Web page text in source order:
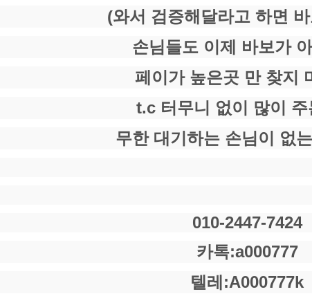
(와서 검증해달라고 하면
손님들도 이제 바보가
페이가 높은곳 만 찾지
t.c 터무니 없이 많이 주
무한 대기하는 손님이 없
010-2447-7424
카톡:a000777
텔레:A000777k